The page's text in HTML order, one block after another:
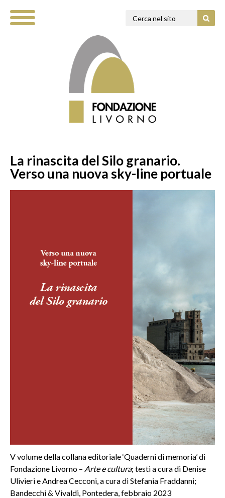
La rinascita del Silo granario.
Verso una nuova sky-line portuale
V volume della collana editoriale ‘Quaderni di memoria’ di
Fondazione Livorno – Arte e cultura; testi a cura di Denise
Ulivieri e Andrea Cecconi, a cura di Stefania Fraddanni;
Bandecchi & Vivaldi, Pontedera, febbraio 2023